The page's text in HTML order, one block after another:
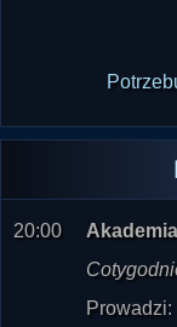
20:00
Prowadzi: